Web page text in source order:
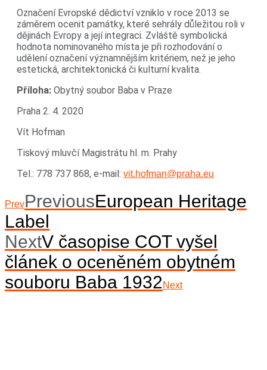
Označení Evropské dědictví vzniklo v roce 2013 se
záměrem ocenit památky, které sehrály důležitou roli v
dějinách Evropy a její integraci. Zvláště symbolická
hodnota nominovaného místa je při rozhodování o
udělení označení významnějším kritériem, než je jeho
estetická, architektonická či kulturní kvalita.
Příloha: Obytný soubor Baba v Praze
Praha 2. 4. 2020
Vít Hofman
Tiskový mluvčí Magistrátu hl. m. Prahy
Tel.: 778 737 868, e-mail: vit.hofman@praha.eu
PrevPreviousEuropean Heritage
Label
NextV časopise COT vyšel
článek o oceněném obytném
souboru Baba 1932Next